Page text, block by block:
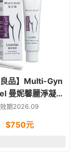
良品】Multi-Gyn
曼妮馨麗淨凝膠
密處使用(滋潤乾
效期2026.09
$750元